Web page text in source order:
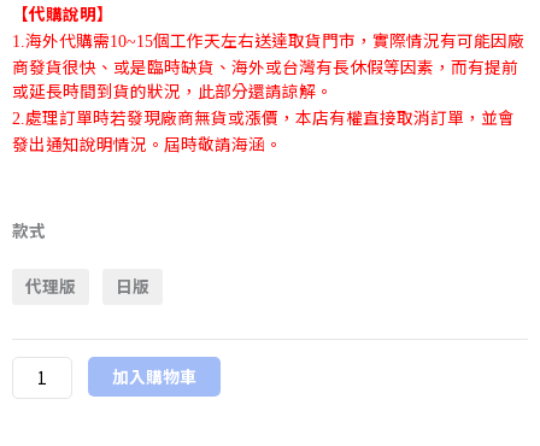
【代購說明】
1.海外代購需10~15個工作天左右送達取貨門市，實際情況有可能因廠
商發貨很快、或是臨時缺貨、海外或台灣有長休假等因素，而有提前
或延長時間到貨的狀況，此部分還請諒解。
2.處理訂單時若發現廠商無貨或漲價，本店有權直接取消訂單，並會
發出通知說明情況。屆時敬請海涵。
款式
代理版 日版
代
限
SIS-
加入購物車